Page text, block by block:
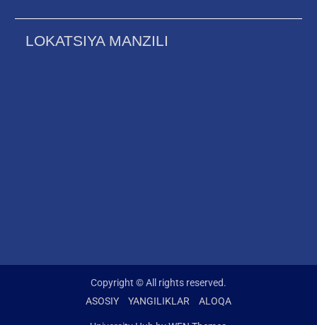
LOKATSIYA MANZILI
Copyright © All rights reserved.
ASOSIY
YANGILIKLAR ALOQA